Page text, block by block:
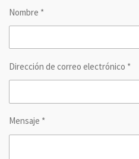
t
Nombre *
Dirección de correo electrónico *
Mensaje *